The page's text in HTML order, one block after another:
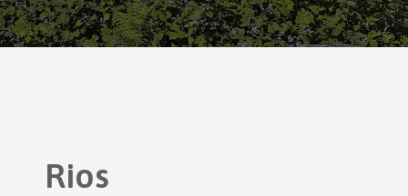
Rios